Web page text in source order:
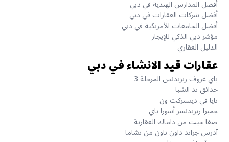
أفضل المدارس الهندية في دبي
أفضل شركات العقارات في دبي
أفضل الجامعات الأمريكية في دبي
مؤشر دبي الذكي للإيجار
الدليل العقاري
عقارات قيد الانشاء في دبي
باي غروف ريزيدنس المرحلة 3
حدائق ند الشبا
نايا في ديستركت ون
جميرا ريزيدنسز أسورا باي
صفا جيت من داماك العقارية
آدرس جراند داون تاون من نشاما